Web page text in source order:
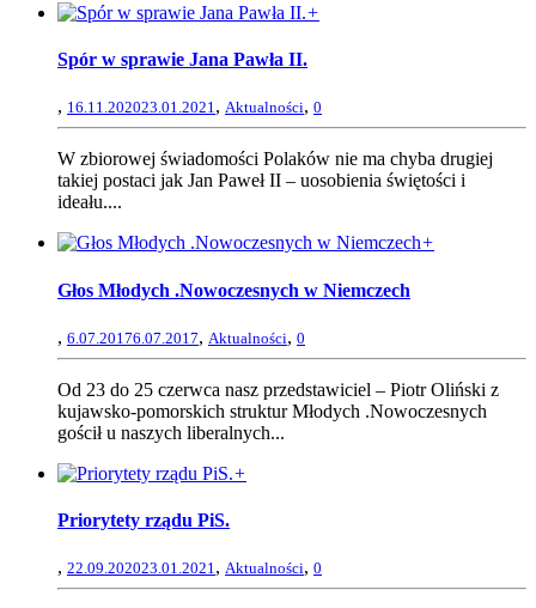
+
Spór w sprawie Jana Pawła II.
, 16.11.202023.01.2021, Aktualności, 0
W zbiorowej świadomości Polaków nie ma chyba drugiej
takiej postaci jak Jan Paweł II – uosobienia świętości i
ideału....
+
Głos Młodych .Nowoczesnych w Niemczech
, 6.07.20176.07.2017, Aktualności, 0
Od 23 do 25 czerwca nasz przedstawiciel – Piotr Oliński z
kujawsko-pomorskich struktur Młodych .Nowoczesnych
gościł u naszych liberalnych...
+
Priorytety rządu PiS.
, 22.09.202023.01.2021, Aktualności, 0